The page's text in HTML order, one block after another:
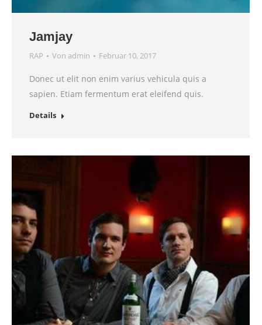
Jamjay
RAP Von admin Februar 10, 2017
Donec ut elit non enim varius vehicula quis a
sapien. Etiam fermentum erat eleifend quis.
Details